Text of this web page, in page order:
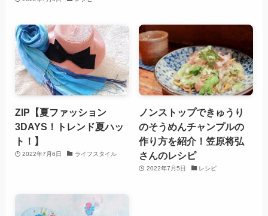
ZIP【夏ファッション
3DAYS！トレンド夏ハッ
ト！】
2022年7月6日 ライフスタイル
ノンストップできゅうり
のそうめんチャンプルの
作り方を紹介！笠原将弘
さんのレシピ
2022年7月5日 レシピ